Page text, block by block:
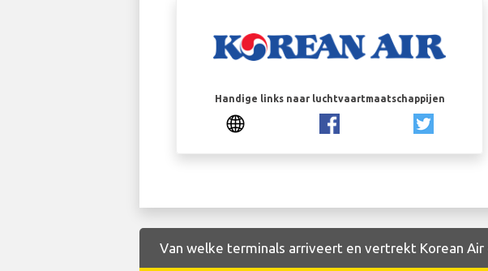
Handige links naar luchtvaartmaatschappijen
Van welke terminals arriveert en vertrekt Korean Air